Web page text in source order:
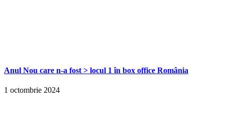
Anul Nou care n-a fost > locul 1 în box office România
1 octombrie 2024